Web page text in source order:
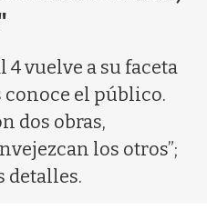
4 vuelve a su faceta
conoce el público.
dos obras,
los otros”;
detalles.